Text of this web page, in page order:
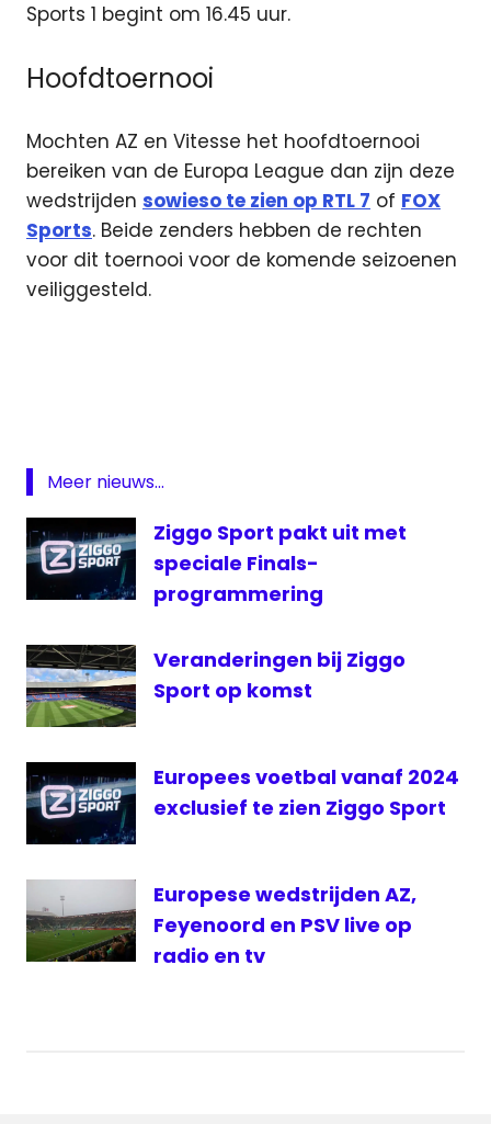
Sports 1 begint om 16.45 uur.
Hoofdtoernooi
Mochten AZ en Vitesse het hoofdtoernooi
bereiken van de Europa League dan zijn deze
wedstrijden sowieso te zien op RTL 7 of FOX
Sports. Beide zenders hebben de rechten
voor dit toernooi voor de komende seizoenen
veiliggesteld.
Europa
League
Fox
Sports
Live
livestream
AZ
livestream
Vitesse
Vitesse
Live
Meer nieuws...
Ziggo Sport pakt uit met
speciale Finals-
programmering
Veranderingen bij Ziggo
Sport op komst
Europees voetbal vanaf 2024
exclusief te zien Ziggo Sport
Europese wedstrijden AZ,
Feyenoord en PSV live op
radio en tv